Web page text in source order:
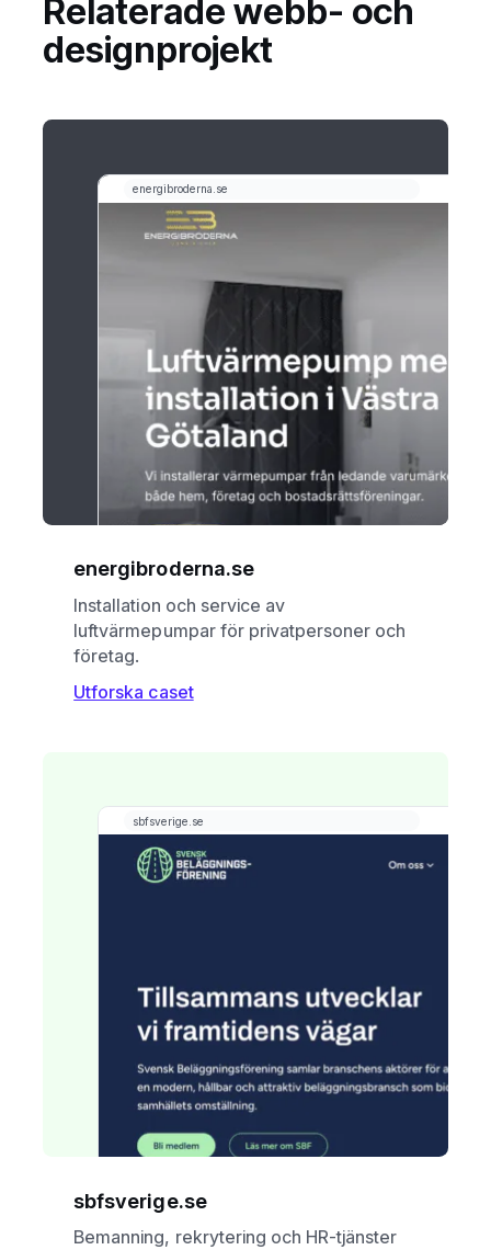
Relaterade webb- och
designprojekt
energibroderna.se
Installation och service av
luftvärmepumpar för privatpersoner och
företag.
Utforska caset
sbfsverige.se
Bemanning, rekrytering och HR-tjänster